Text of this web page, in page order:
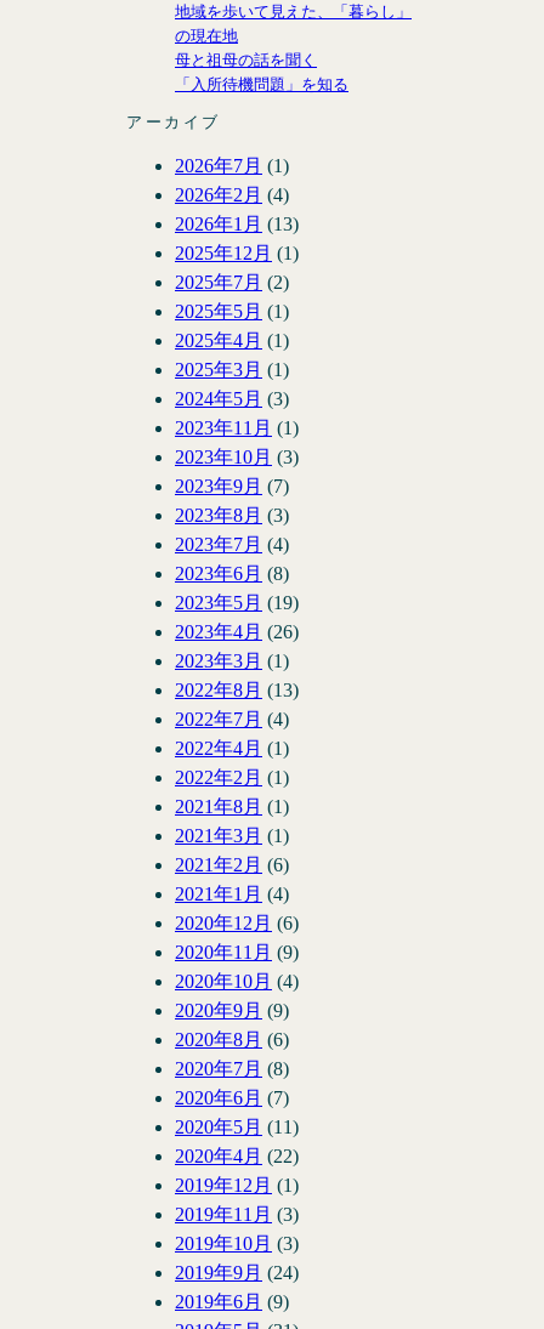
地域を歩いて見えた、「暮らし」
の現在地
母と祖母の話を聞く
「入所待機問題」を知る
アーカイブ
2026年7月 (1)
2026年2月 (4)
2026年1月 (13)
2025年12月 (1)
2025年7月 (2)
2025年5月 (1)
2025年4月 (1)
2025年3月 (1)
2024年5月 (3)
2023年11月 (1)
2023年10月 (3)
2023年9月 (7)
2023年8月 (3)
2023年7月 (4)
2023年6月 (8)
2023年5月 (19)
2023年4月 (26)
2023年3月 (1)
2022年8月 (13)
2022年7月 (4)
2022年4月 (1)
2022年2月 (1)
2021年8月 (1)
2021年3月 (1)
2021年2月 (6)
2021年1月 (4)
2020年12月 (6)
2020年11月 (9)
2020年10月 (4)
2020年9月 (9)
2020年8月 (6)
2020年7月 (8)
2020年6月 (7)
2020年5月 (11)
2020年4月 (22)
2019年12月 (1)
2019年11月 (3)
2019年10月 (3)
2019年9月 (24)
2019年6月 (9)